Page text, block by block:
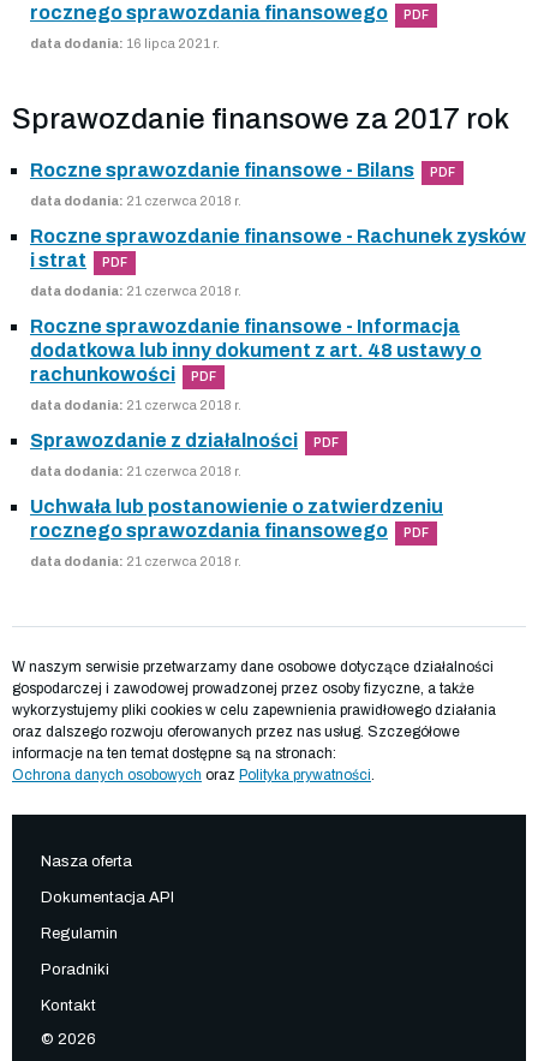
rocznego sprawozdania finansowego
PDF
data dodania: 16 lipca 2021 r.
Sprawozdanie finansowe za 2017 rok
Roczne sprawozdanie finansowe - Bilans PDF
data dodania: 21 czerwca 2018 r.
Roczne sprawozdanie finansowe - Rachunek zysków
i strat
PDF
data dodania: 21 czerwca 2018 r.
Roczne sprawozdanie finansowe - Informacja
dodatkowa lub inny dokument z art. 48 ustawy o
rachunkowości
PDF
data dodania: 21 czerwca 2018 r.
Sprawozdanie z działalności PDF
data dodania: 21 czerwca 2018 r.
Uchwała lub postanowienie o zatwierdzeniu
rocznego sprawozdania finansowego
PDF
data dodania: 21 czerwca 2018 r.
W naszym serwisie przetwarzamy dane osobowe dotyczące działalności
gospodarczej i zawodowej prowadzonej przez osoby fizyczne, a także
wykorzystujemy pliki cookies w celu zapewnienia prawidłowego działania
oraz dalszego rozwoju oferowanych przez nas usług. Szczegółowe
informacje na ten temat dostępne są na stronach:
Ochrona danych osobowych oraz Polityka prywatności
Nasza oferta
Dokumentacja API
Regulamin
Poradniki
Kontakt
© 2026